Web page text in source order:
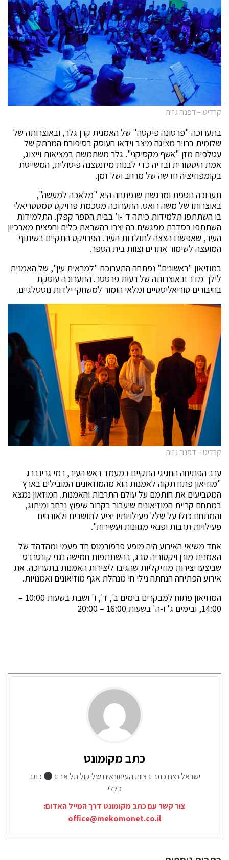
קרדיט – דפנה גזית
בתערוכה "פרסונה פיקטה" של האמנית קרן גלר, ובאוצרותה של
שלומית ברויר מציגה מיצב וידאו העוסק בסיפורם המרתק של
עטלפים מזן "אשף מקסיקני". גלר משתמשת במציאות וייצוג,
אמת היסטורית ובדיה כדי לבנות מיזנסצנה פיסולית, המשייטת
בקומפוזיציה חדשה של מרחב ושל זמן.
תערוכה נוספת ומרגשת שנפתחה היא "מלאכה למעשה",
באוצרותו של משה רואס. התערוכה מסכמת פרויקט סמסטריאלי
בו השתתפו תלמידות כיתה ד'-ו' בבית הספר קפלן. התלמידות
השתתפו בסדרת מפגשים בה יצרו בהשראת כלים וחפצים מארכיון
העיר, שאִפשרו הצצה לתולדות העיר. הפרויקט התקיים בשיתוף
המועצה לשימור אתרים וצוות בית הספר.
במוזיאון "ראשונים" נפתחה התערוכה "למראית עין", של האמנית
לילך מדר ובאוצרותה של רעות פרסטר. התערוכה עוסקת
בחיבורים סוריאליסטיים ומלאי הומור למשחקי ילדות נוסטלגיים.
קרדיט – דפנה גזית
ערב הפתיחה החגיגי התקיים במעמד ראש העיר, רמי גרינברג
"מוזיאון פתח תקוה לאמנות הוא מהמוזאונים המובילים בארץ
המטביעים את חותמם על עולם התרבות והאמנות. המוזאון נמצא
במתחם קריית המוזיאונים שיעבור בקרוב שיפוץ נרחב ומיתוג,
והמתחם כולו על שלל פעילויותיו יציע לתושבים ולאורחים
פעילויות תרבות ופנאי מגוונות ועשירות".
אחד משיאי האירוע היה מופע פרפורמנס חד פעמי ומהדהד של
האמנית מורן ויקטוריה סבג, בהשתתפות חמישה נגני קונטרבס
שביצעו יצירות מוזיקליות שהגיבו ליצירות האמנות בתערוכה. את
אירוע הפתיחה הנחתה נילי חי מנהלת אגף מוזיאונים ואמנויות.
המוזיאון פתוח למבקרים בימים ב', ד', ו' ושבת בשעות 10:00 –
14:00, ובימים ג' ו-ה' בשעות 16:00 – 20:00
כתב מקומונט
ישראל נצח כתב בצוות העיתונאים של קול תל אביב
כתב
כללי
צור קשר עם כתב מקומונט דרך המייל האדום:
office@mekomonet.co.il